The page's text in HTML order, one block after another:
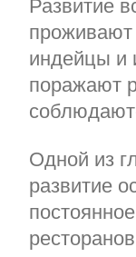
Развитие
проживают
индейцы и
поражают
Одной из
развитие